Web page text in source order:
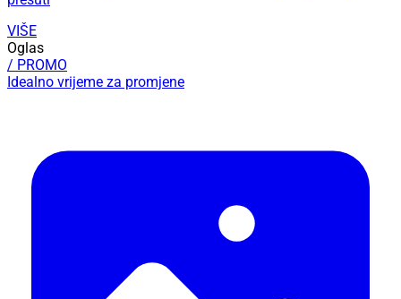
VIŠE
Oglas
/ PROMO
Idealno vrijeme za promjene